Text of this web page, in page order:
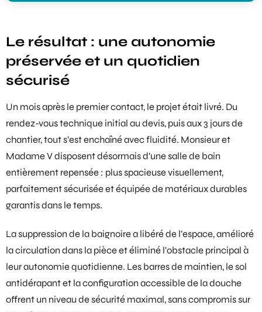
Le résultat : une autonomie
préservée et un quotidien
sécurisé
Un mois après le premier contact, le projet était livré. Du
rendez-vous technique initial au devis, puis aux 3 jours de
chantier, tout s’est enchaîné avec fluidité. Monsieur et
Madame V disposent désormais d’une salle de bain
entièrement repensée : plus spacieuse visuellement,
parfaitement sécurisée et équipée de matériaux durables
garantis dans le temps.
La suppression de la baignoire a libéré de l’espace, amélioré
la circulation dans la pièce et éliminé l’obstacle principal à
leur autonomie quotidienne. Les barres de maintien, le sol
antidérapant et la configuration accessible de la douche
offrent un niveau de sécurité maximal, sans compromis sur